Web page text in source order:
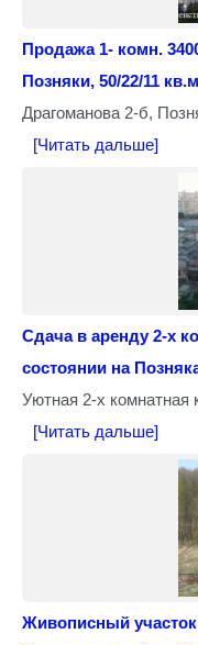
Продажа 1- комн.
Позняки, 50/22/11
Драгоманова 2-б,
[Читать дальше]
Сдача в аренду 2-х
состоянии на
Уютная 2-х комнатная
[Читать дальше]
Живописный участок